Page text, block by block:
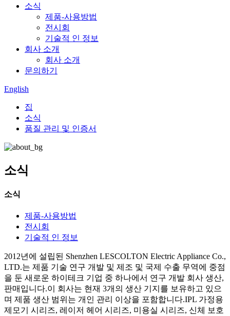
소식
제품-사용방법
전시회
기술적 인 정보
회사 소개
회사 소개
문의하기
English
집
소식
품질 관리 및 인증서
소식
소식
제품-사용방법
전시회
기술적 인 정보
2012년에 설립된 Shenzhen LESCOLTON Electric Appliance Co.,
LTD.는 제품 기술 연구 개발 및 제조 및 국제 수출 무역에 중점
을 둔 새로운 하이테크 기업 중 하나에서 연구 개발 회사 생산,
판매입니다.이 회사는 현재 3개의 생산 기지를 보유하고 있으
며 제품 생산 범위는 개인 관리 이상을 포함합니다.IPL 가정용
제모기 시리즈, 레이저 헤어 시리즈, 미용실 시리즈, 신체 보호